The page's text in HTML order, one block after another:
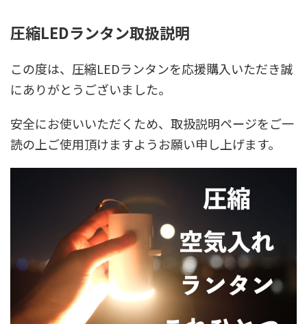
圧縮LEDランタン取扱説明
この度は、圧縮LEDランタンを応援購入いただき誠
にありがとうございました。
安全にお使いいただくため、取扱説明ページをご一
読の上ご使用頂けますようお願い申し上げます。